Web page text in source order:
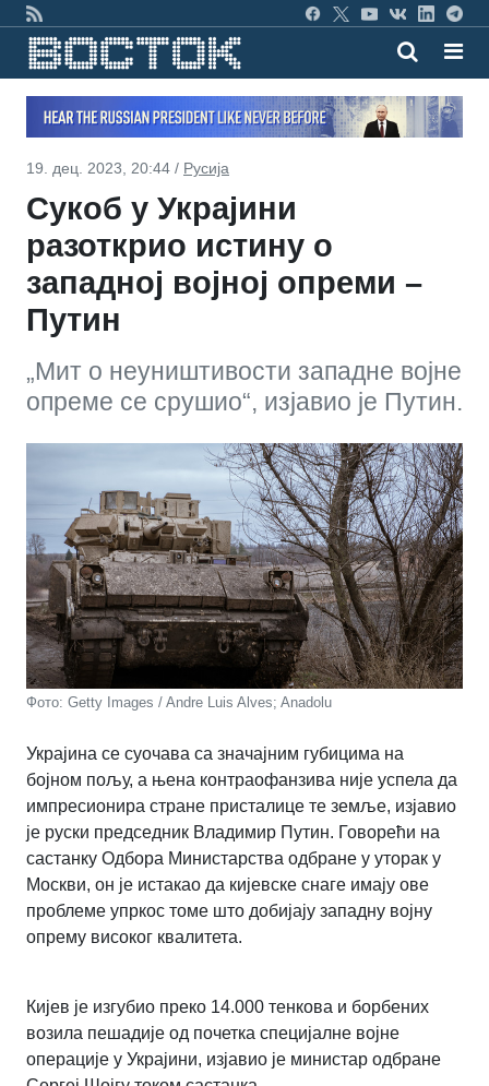
19. дец. 2023, 20:44 / Русија
Сукоб у Украјини
разоткрио истину о
западној војној опреми –
Путин
„Мит о неуништивости западне војне
опреме се срушио“, изјавио је Путин.
Фото: Getty Images / Andre Luis Alves; Anadolu
Украјина се суочава са значајним губицима на
бојном пољу, а њена контраофанзива није успела да
импресионира стране присталице те земље, изјавио
је руски председник Владимир Путин. Говорећи на
састанку Одбора Министарства одбране у уторак у
Москви, он је истакао да кијевске снаге имају ове
проблеме упркос томе што добијају западну војну
опрему високог квалитета.
Кијев је изгубио преко 14.000 тенкова и борбених
возила пешадије од почетка специјалне војне
операције у Украјини, изјавио је министар одбране